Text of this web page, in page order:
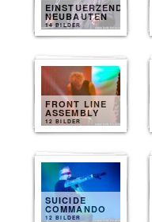
EINSTUERZENDE
NEUBAUTEN
14 BILDER
FRONT LINE
ASSEMBLY
12 BILDER
SUICIDE
COMMANDO
12 BILDER